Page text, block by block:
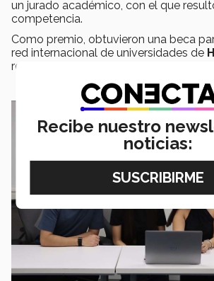
un jurado académico, con el que
competencia.
Como premio, obtuvieron una beca
red internacional de universidades de
reconocimiento oficial.
Recibe nuestro
noticias: